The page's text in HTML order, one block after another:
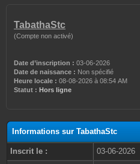
TabathaStc
(Compte non activé)
Date d’inscription : 03-06-2026
Date de naissance : Non spécifié
Heure locale : 08-08-2026 à 08:54 AM
Statut : Hors ligne
Informations sur TabathaStc
Inscrit le :
03-06-2026